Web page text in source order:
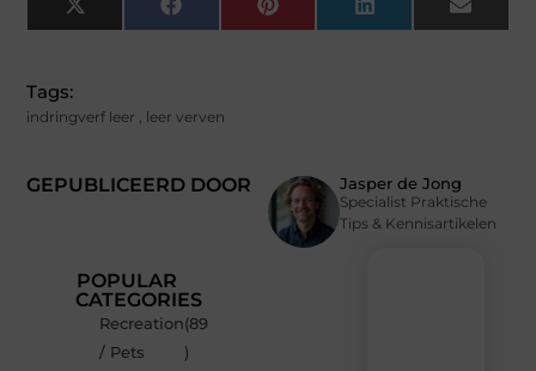
X
(Twitter)
Facebook Pinterest LinkedIn Email
GEPUBLICEERD DOOR Jasper de Jong
Specialist Praktische
Tips & Kennisartikelen
Tags:
indringverf leer , leer verven
POPULAR
CATEGORIES
Recreation
/ Pets
(89
)